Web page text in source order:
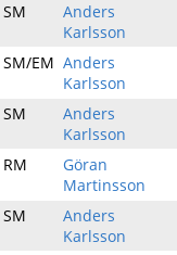
SM
Anders
Karlsson
SM/EM Anders
Karlsson
SM
Anders
Karlsson
RM
Göran
Martinsson
SM
Anders
Karlsson